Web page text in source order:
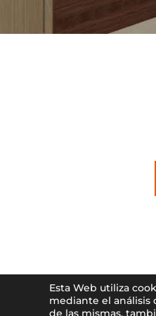
Esta Web utiliza
mediante el análisis
de las mismas,